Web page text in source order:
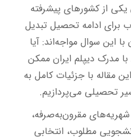
یکی از کشورهای پیشرفته
برای ادامه تحصیل تبدیل
این سوال مواجه‌اند: آیا
مدرک دیپلم ایران ممکن
مقاله با جزئیات کامل به
تحصیلی می‌پردازیم.
شهریه‌های مقرون‌به‌صرفه،
مطلوب، انتخابی